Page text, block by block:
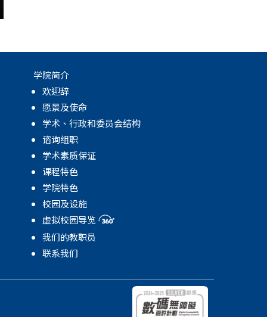
学院简介
欢迎辞
愿景及使命
学术、行政和委员会结构
谘询组职
学术素质保证
课程特色
学院特色
校园及设施
虚拟校园导览
我们的教职员
联系我们